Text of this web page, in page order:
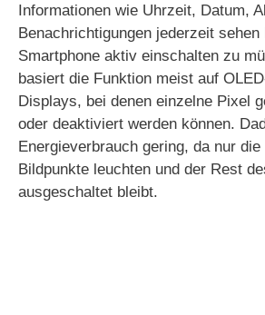
Informationen wie Uhrzeit, Datum,
Benachrichtigungen jederzeit sehen
Smartphone aktiv einschalten zu
basiert die Funktion meist auf
Displays, bei denen einzelne Pixel
oder deaktiviert werden können.
Energieverbrauch gering, da nur die
Bildpunkte leuchten und der Rest
ausgeschaltet bleibt.